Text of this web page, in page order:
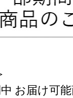
中 お届け可